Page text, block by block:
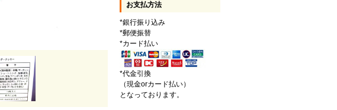
お支払方法
*銀行振り込み
*郵便振替
*カード払い
*代金引換
（現金orカード払い）
となっております。